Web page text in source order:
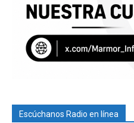
Escúchanos Radio en línea